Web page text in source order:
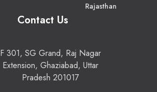
Rajasthan
Contact Us
F 301, SG Grand, Raj Nagar
Extension, Ghaziabad, Uttar
Pradesh 201017